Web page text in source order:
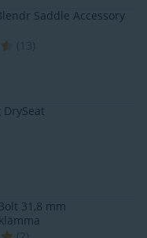
Saddle Accessory
(
13
DrySeat
31,8 mm